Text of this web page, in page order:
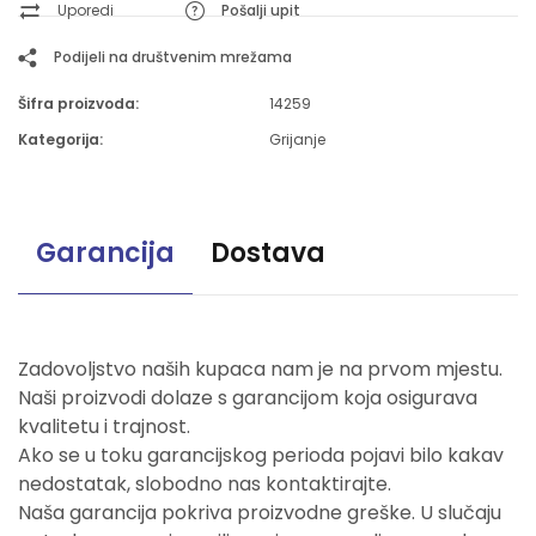
Uporedi Pošalji upit
Podijeli na društvenim mrežama
Šifra proizvoda:
14259
Kategorija:
Grijanje
Garancija Dostava
Zadovoljstvo naših kupaca nam je na prvom mjestu.
Naši proizvodi dolaze s garancijom koja osigurava
kvalitetu i trajnost.
Ako se u toku garancijskog perioda pojavi bilo kakav
nedostatak, slobodno nas kontaktirajte.
Naša garancija pokriva proizvodne greške. U slučaju